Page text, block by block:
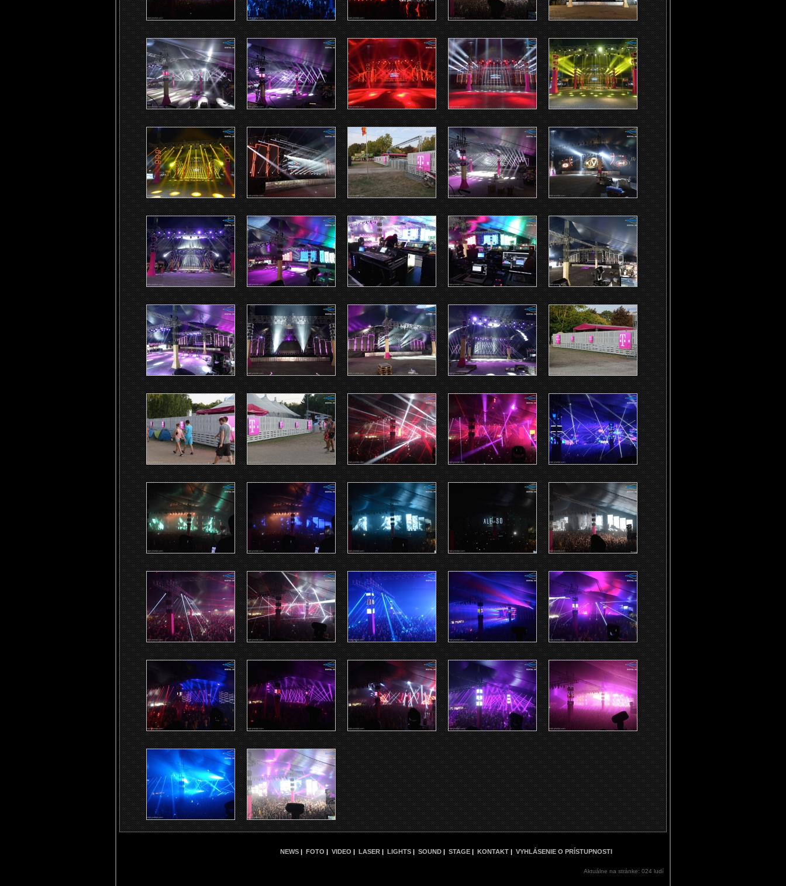
NEWS | FOTO | VIDEO | LASER | LIGHTS | SOUND | STAGE | KONTAKT | VYHLÁSENIE O PRÍSTUPNOSTI
Aktuálne na stránke: 024 ludí